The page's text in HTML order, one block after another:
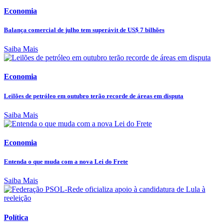
Economia
Balança comercial de julho tem superávit de US$ 7 bilhões
Saiba Mais
Economia
Leilões de petróleo em outubro terão recorde de áreas em disputa
Saiba Mais
Economia
Entenda o que muda com a nova Lei do Frete
Saiba Mais
Política